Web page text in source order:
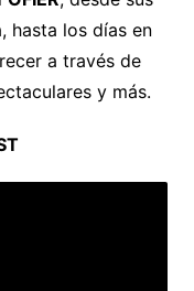
hasta los días en
a través de
y más.